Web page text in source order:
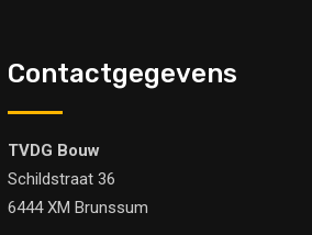
Contactgegevens
TVDG Bouw
Schildstraat 36
6444 XM Brunssum